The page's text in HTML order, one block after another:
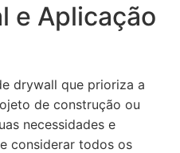
e Aplicação
drywall que prioriza a
de construção ou
necessidades e
considerar todos os